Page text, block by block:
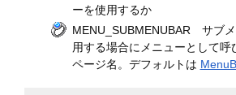
ーを使用するか
MENU_SUBMENUBAR サブ
用する場合にメニューとして呼
ページ名。デフォルトは